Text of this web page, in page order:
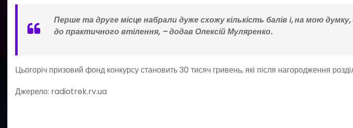
Перше та друге місце набрали дуже схожу кількість балів і, на мою
до практичного втілення, – додав Олексій Муляренко.
Цьогоріч призовий фонд конкурсу становить 30 тисяч гривень, які після нагородження
Джерело: radiotrek.rv.ua